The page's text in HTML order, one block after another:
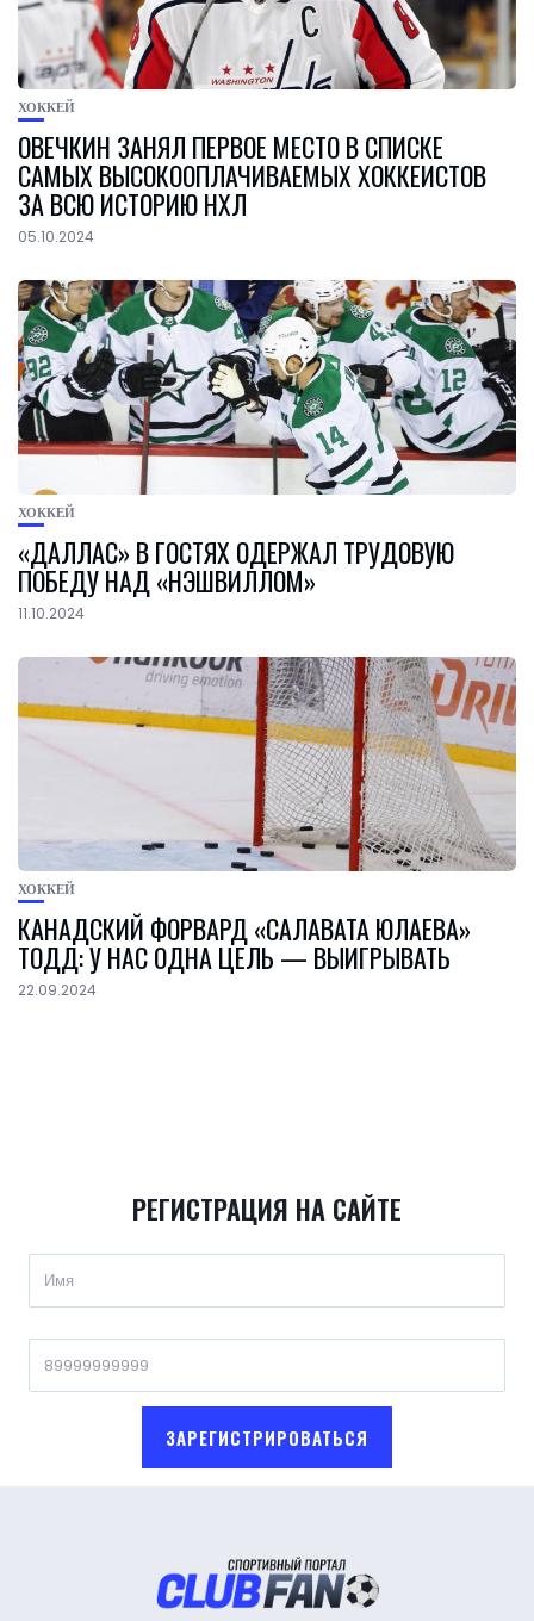
ХОККЕЙ
ОВЕЧКИН ЗАНЯЛ ПЕРВОЕ МЕСТО В СПИСКЕ
САМЫХ ВЫСОКООПЛАЧИВАЕМЫХ ХОККЕИСТОВ
ЗА ВСЮ ИСТОРИЮ НХЛ
05.10.2024
ХОККЕЙ
«ДАЛЛАС» В ГОСТЯХ ОДЕРЖАЛ ТРУДОВУЮ
ПОБЕДУ НАД «НЭШВИЛЛОМ»
11.10.2024
ХОККЕЙ
КАНАДСКИЙ ФОРВАРД «САЛАВАТА ЮЛАЕВА»
ТОДД: У НАС ОДНА ЦЕЛЬ — ВЫИГРЫВАТЬ
22.09.2024
РЕГИСТРАЦИЯ НА САЙТЕ
ЗАРЕГИСТРИРОВАТЬСЯ